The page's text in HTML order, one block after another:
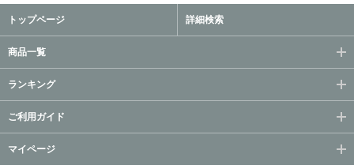
トップページ 詳細検索
商品一覧
ランキング
ご利用ガイド
マイページ